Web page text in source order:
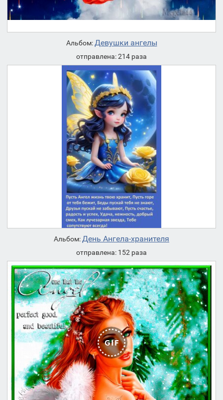
Альбом:Девушки ангелы
отправлена: 214 раза
Альбом:День Ангела-хранителя
отправлена: 152 раза